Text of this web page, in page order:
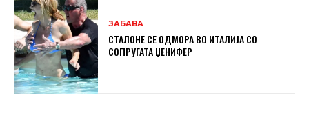
ЗАБАВА
СТАЛОНЕ СЕ ОДМОРА ВО ИТАЛИЈА СО
СОПРУГАТА ЏЕНИФЕР